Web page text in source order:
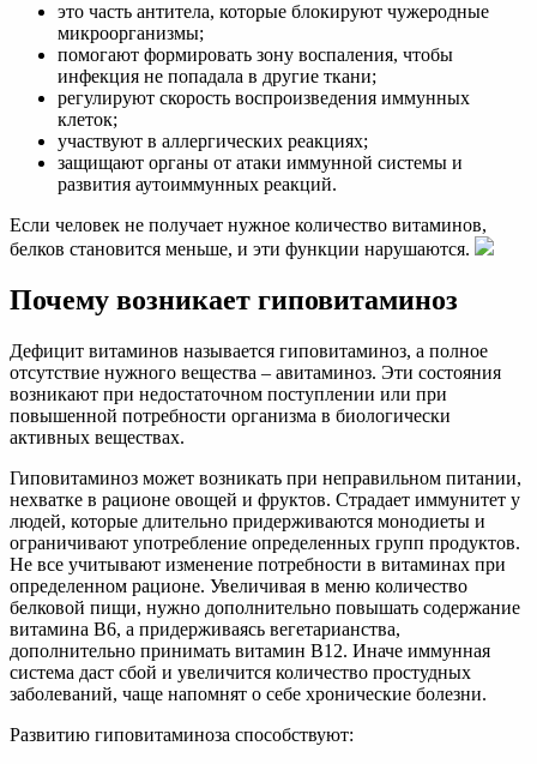
это часть антитела, которые блокируют чужеродные
микроорганизмы;
помогают формировать зону воспаления, чтобы
инфекция не попадала в другие ткани;
регулируют скорость воспроизведения иммунных
клеток;
участвуют в аллергических реакциях;
защищают органы от атаки иммунной системы и
развития аутоиммунных реакций.
Если человек не получает нужное количество витаминов,
белков становится меньше, и эти функции нарушаются.
Почему возникает гиповитаминоз
Дефицит витаминов называется гиповитаминоз, а полное
отсутствие нужного вещества – авитаминоз. Эти состояния
возникают при недостаточном поступлении или при
повышенной потребности организма в биологически
активных веществах.
Гиповитаминоз может возникать при неправильном питании,
нехватке в рационе овощей и фруктов. Страдает иммунитет у
людей, которые длительно придерживаются монодиеты и
ограничивают употребление определенных групп продуктов.
Не все учитывают изменение потребности в витаминах при
определенном рационе. Увеличивая в меню количество
белковой пищи, нужно дополнительно повышать содержание
витамина В6, а придерживаясь вегетарианства,
дополнительно принимать витамин В12. Иначе иммунная
система даст сбой и увеличится количество простудных
заболеваний, чаще напомнят о себе хронические болезни.
Развитию гиповитаминоза способствуют: